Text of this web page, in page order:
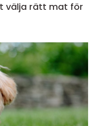
välja rätt mat för